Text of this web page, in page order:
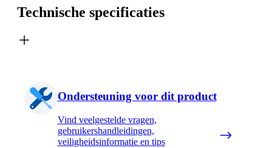
Technische specificaties
Ondersteuning voor dit product
Vind veelgestelde vragen,
gebruikershandleidingen,
veiligheidsinformatie en tips